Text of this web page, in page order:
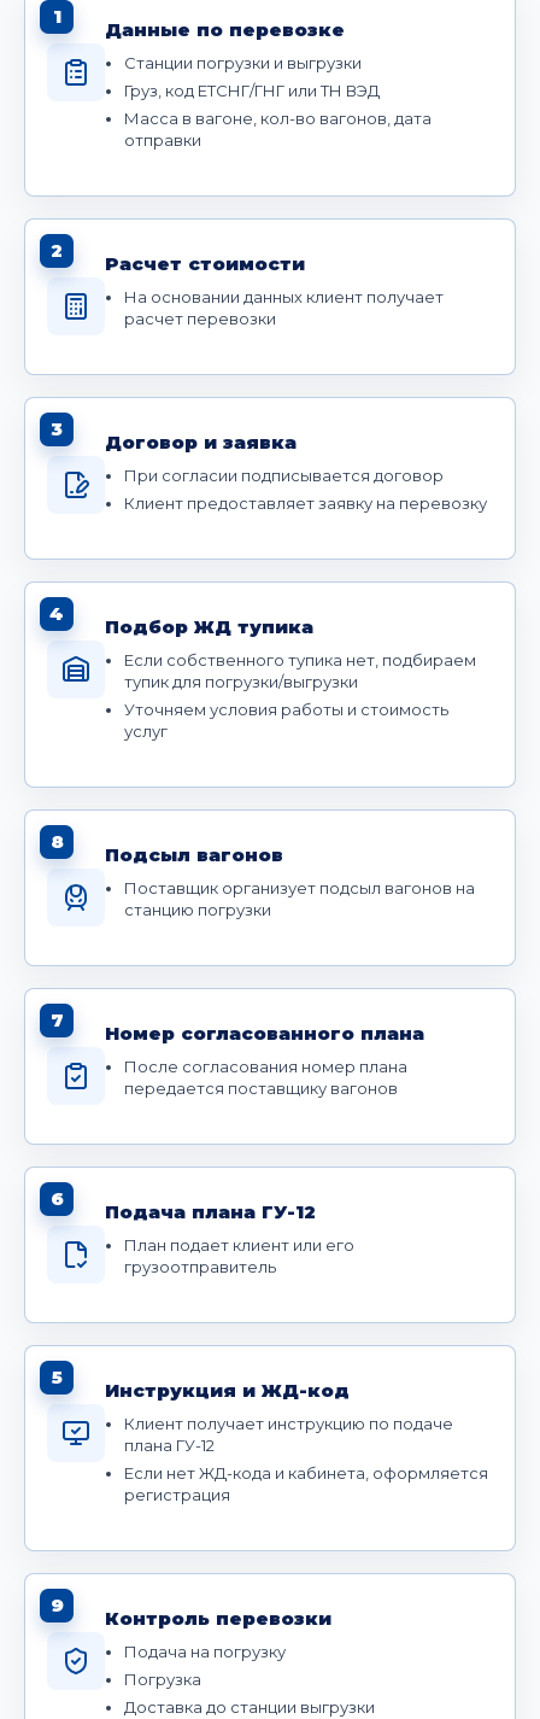
1
Данные по перевозке
Станции погрузки и выгрузки
Груз, код ЕТСНГ/ГНГ или ТН ВЭД
Масса в вагоне, кол-во вагонов, дата
отправки
2
Расчет стоимости
На основании данных клиент получает
расчет перевозки
3
Договор и заявка
При согласии подписывается договор
Клиент предоставляет заявку на перевозку
4
Подбор ЖД тупика
Если собственного тупика нет, подбираем
тупик для погрузки/выгрузки
Уточняем условия работы и стоимость
услуг
8
Подсыл вагонов
Поставщик организует подсыл вагонов на
станцию погрузки
7
Номер согласованного плана
После согласования номер плана
передается поставщику вагонов
6
Подача плана ГУ-12
План подает клиент или его
грузоотправитель
5
Инструкция и ЖД-код
Клиент получает инструкцию по подаче
плана ГУ-12
Если нет ЖД-кода и кабинета, оформляется
регистрация
9
Контроль перевозки
Подача на погрузку
Погрузка
Доставка до станции выгрузки